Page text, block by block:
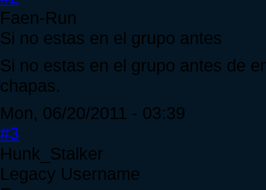
Faen-Run
Si no estas en el grupo antes
Si no estas en el grupo antes de
chapas.
Mon, 06/20/2011 - 03:39
#3
Hunk_Stalker
Legacy Username